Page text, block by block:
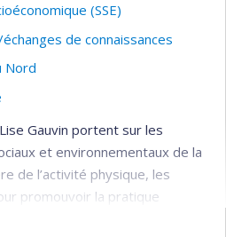
(SSE)
de connaissances
Nord
Gauvin portent sur les
et environnementaux de la
de l’activité physique, les
promouvoir la pratique
physique au niveau